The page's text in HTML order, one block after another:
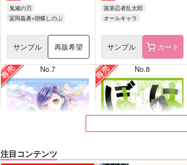
鬼滅の刃
冨岡義勇×胡蝶しのぶ
サンプル 再販希望
落第忍者乱太郎
オールキャラ
サンプル カート
No.7 No.8
注目コンテンツ